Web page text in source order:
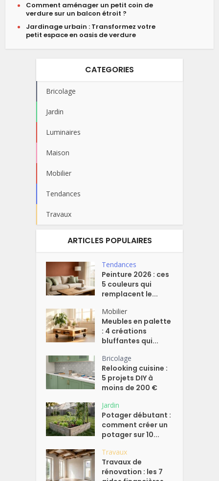
Comment aménager un petit coin de
verdure sur un balcon étroit ?
Jardinage urbain : Transformez votre
petit espace en oasis de verdure
CATEGORIES
Bricolage
Jardin
Luminaires
Maison
Mobilier
Tendances
Travaux
ARTICLES POPULAIRES
Tendances
Peinture 2026 : ces
5 couleurs qui
remplacent le...
Mobilier
Meubles en palette
: 4 créations
bluffantes qui...
Bricolage
Relooking cuisine :
5 projets DIY à
moins de 200 €
Jardin
Potager débutant :
comment créer un
potager sur 10...
Travaux
Travaux de
rénovation : les 7